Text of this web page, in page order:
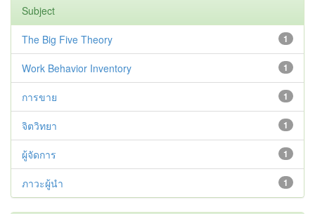
Subject
1
The Big Five Theory
1
Work Behavior Inventory
1
การขาย
1
จิตวิทยา
1
ผู้จัดการ
1
ภาวะผู้นำ